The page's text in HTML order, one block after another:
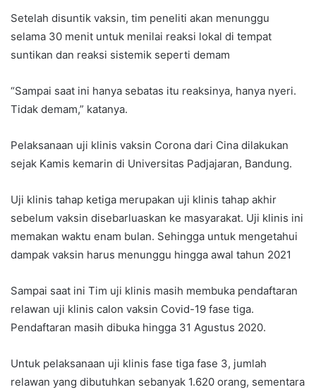
Setelah disuntik vaksin, tim peneliti akan menunggu
selama 30 menit untuk menilai reaksi lokal di tempat
suntikan dan reaksi sistemik seperti demam
“Sampai saat ini hanya sebatas itu reaksinya, hanya nyeri.
Tidak demam,” katanya.
Pelaksanaan uji klinis vaksin Corona dari Cina dilakukan
sejak Kamis kemarin di Universitas Padjajaran, Bandung.
Uji klinis tahap ketiga merupakan uji klinis tahap akhir
sebelum vaksin disebarluaskan ke masyarakat. Uji klinis ini
memakan waktu enam bulan. Sehingga untuk mengetahui
dampak vaksin harus menunggu hingga awal tahun 2021
Sampai saat ini Tim uji klinis masih membuka pendaftaran
relawan uji klinis calon vaksin Covid-19 fase tiga.
Pendaftaran masih dibuka hingga 31 Agustus 2020.
Untuk pelaksanaan uji klinis fase tiga fase 3, jumlah
relawan yang dibutuhkan sebanyak 1.620 orang, sementara